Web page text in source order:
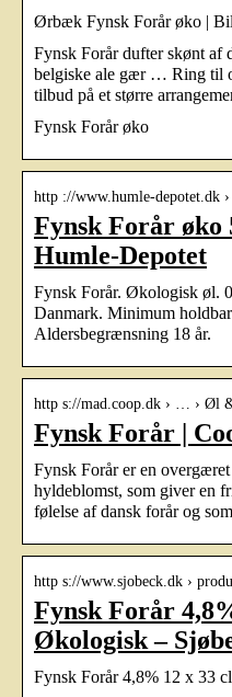
Ørbæk Fynsk Forår øko |
Fynsk Forår dufter skønt af
belgiske ale gær … Ring til
tilbud på et større
Fynsk Forår øko
http ://www.humle-depotet.dk
Fynsk Forår øko
Humle-Depotet
Fynsk Forår. Økologisk øl.
Danmark. Minimum
Aldersbegrænsning 18 år.
http s://mad.coop.dk › … › Øl
Fynsk Forår |
Fynsk Forår er en
hyldeblomst, som giver en
følelse af dansk forår og
http s://www.sjobeck.dk ›
Fynsk Forår
Økologisk –
Fynsk Forår 4,8% 12 x 33